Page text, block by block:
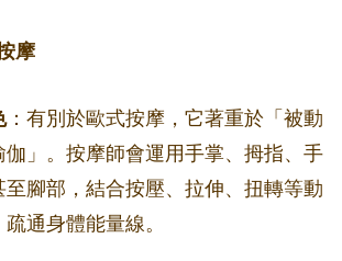
摩
：有別於歐式按摩，它著重於「被動
伽」。按摩師會運用手掌、拇指、手
至腳部，結合按壓、拉伸、扭轉等動
疏通身體能量線。